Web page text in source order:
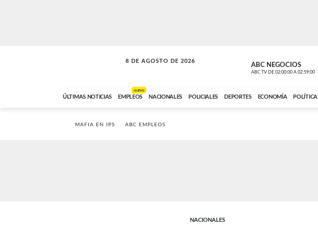
8 DE AGOSTO DE 2026
SOLO MÚSICA ABC NEGOCIOS
ABC TV DE 02:00:00 A 02:59:00
ÚLTIMAS NOTICIAS EMPLEOS
NUEVO
NACIONALES POLICIALES DEPORTES ECONOMÍA POLÍTICA
MAFIA EN IPS ABC EMPLEOS
NACIONALES